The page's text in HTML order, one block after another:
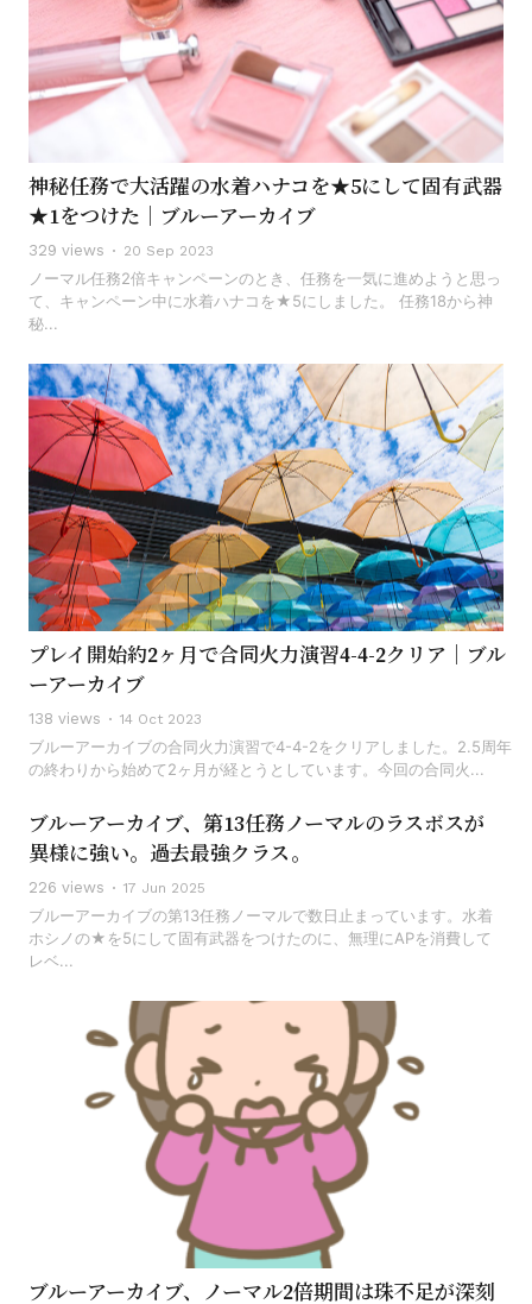
神秘任務で大活躍の水着ハナコを★5にして固有武器
★1をつけた｜ブルーアーカイブ
329 views 20 Sep 2023
ノーマル任務2倍キャンペーンのとき、任務を一気に進めようと思っ
て、キャンペーン中に水着ハナコを★5にしました。 任務18から神
秘...
プレイ開始約2ヶ月で合同火力演習4-4-2クリア｜ブル
ーアーカイブ
138 views 14 Oct 2023
ブルーアーカイブの合同火力演習で4-4-2をクリアしました。2.5周年
の終わりから始めて2ヶ月が経とうとしています。今回の合同火...
ブルーアーカイブ、第13任務ノーマルのラスボスが
異様に強い。過去最強クラス。
226 views 17 Jun 2025
ブルーアーカイブの第13任務ノーマルで数日止まっています。水着
ホシノの★を5にして固有武器をつけたのに、無理にAPを消費して
レベ...
ブルーアーカイブ、ノーマル2倍期間は珠不足が深刻